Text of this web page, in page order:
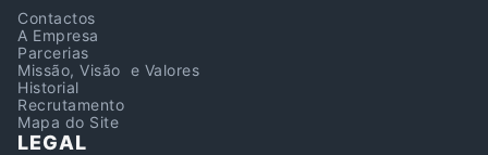
Contactos
A Empresa
Parcerias
Missão, Visão e Valores
Historial
Recrutamento
Mapa do Site
LEGAL